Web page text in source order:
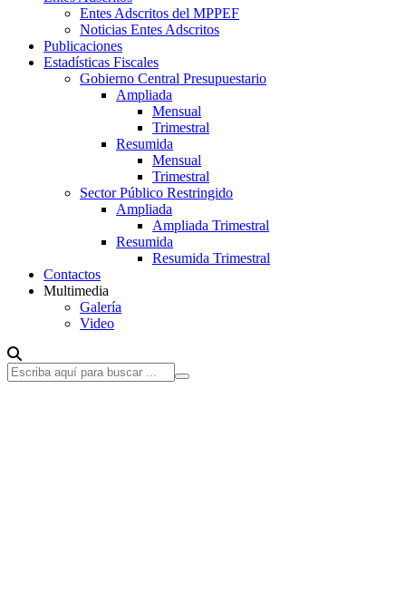
Entes Adscritos del MPPEF
Noticias Entes Adscritos
Publicaciones
Estadísticas Fiscales
Gobierno Central Presupuestario
Ampliada
Mensual
Trimestral
Resumida
Mensual
Trimestral
Sector Público Restringido
Ampliada
Ampliada Trimestral
Resumida
Resumida Trimestral
Contactos
Multimedia
Galería
Video